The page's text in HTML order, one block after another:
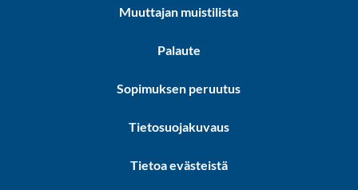
Muuttajan muistilista
Palaute
Sopimuksen peruutus
Tietosuojakuvaus
Tietoa evästeistä